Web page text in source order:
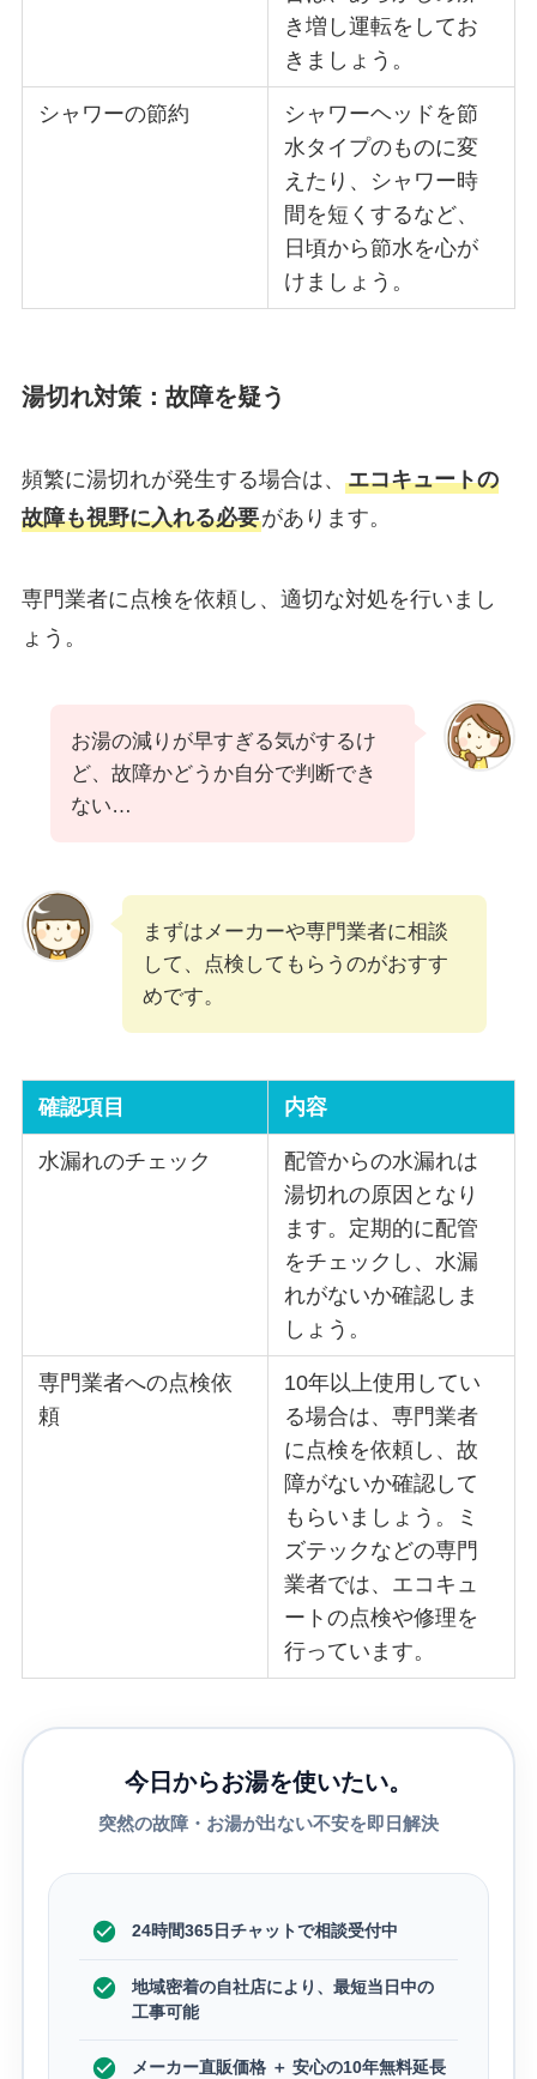
き増し運転をしてお
きましょう。
シャワーの節約
シャワーヘッドを節
水タイプのものに変
えたり、シャワー時
間を短くするなど、
日頃から節水を心が
けましょう。
湯切れ対策：故障を疑う
頻繁に湯切れが発生する場合は、 エコキュートの
故障も視野に入れる必要があります。
専門業者に点検を依頼し、適切な対処を行いまし
ょう。
お湯の減りが早すぎる気がするけ
ど、故障かどうか自分で判断でき
ない…
まずはメーカーや専門業者に相談
して、点検してもらうのがおすす
めです。
確認項目 内容
水漏れのチェック
配管からの水漏れは
湯切れの原因となり
ます。定期的に配管
をチェックし、水漏
れがないか確認しま
しょう。
専門業者への点検依
頼
10年以上使用してい
る場合は、専門業者
に点検を依頼し、故
障がないか確認して
もらいましょう。ミ
ズテックなどの専門
業者では、エコキュ
ートの点検や修理を
行っています。
今日からお湯を使いたい。
突然の故障・お湯が出ない不安を即日解決
24時間365日チャットで相談受付中
地域密着の自社店により、最短当日中の
工事可能
メーカー直販価格 ＋ 安心の10年無料延長